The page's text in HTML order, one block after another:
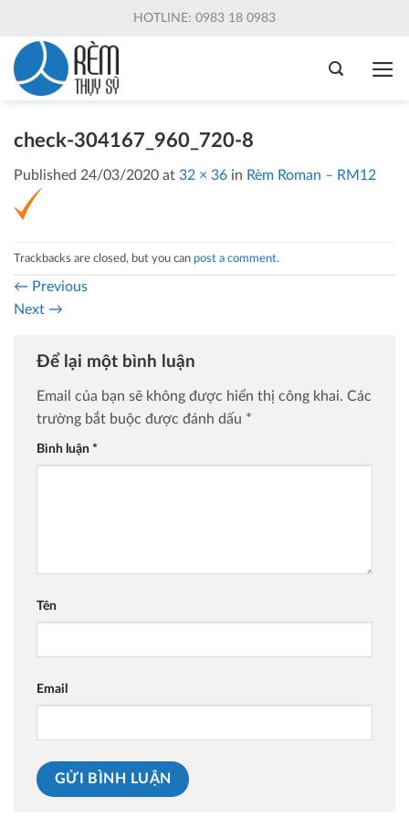
content
HOTLINE: 0983 18 0983
check-304167_960_720-8
Published 24/03/2020 at 32 × 36 in Rèm Roman – RM12
Trackbacks are closed, but you can post a comment.
← Previous
Next →
Để lại một bình luận
Email của bạn sẽ không được hiển thị công khai. Các
trường bắt buộc được đánh dấu *
Bình luận *
Tên
Email